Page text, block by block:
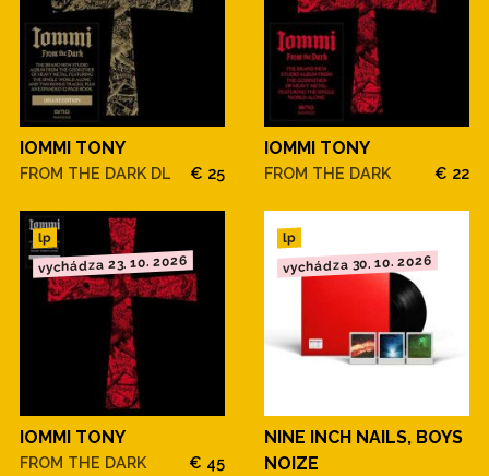
IOMMI TONY
FROM THE DARK DL € 25
IOMMI TONY
FROM THE DARK € 22
lp
vychádza 23. 10. 2026
IOMMI TONY
FROM THE DARK € 45
lp
vychádza 30. 10. 2026
NINE INCH NAILS, BOYS
NOIZE